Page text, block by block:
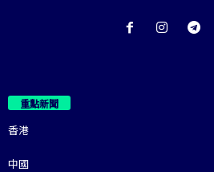
重點新聞
香港
中國